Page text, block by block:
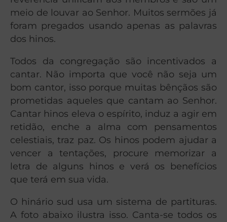
meio de louvar ao Senhor. Muitos sermões já
foram pregados usando apenas as palavras
dos hinos.
Todos da congregação são incentivados a
cantar. Não importa que você não seja um
bom cantor, isso porque muitas bênçãos são
prometidas aqueles que cantam ao Senhor.
Cantar hinos eleva o espírito, induz a agir em
retidão, enche a alma com pensamentos
celestiais, traz paz. Os hinos podem ajudar a
vencer a tentações, procure memorizar a
letra de alguns hinos e verá os benefícios
que terá em sua vida.
O hinário sud usa um sistema de partituras.
A foto abaixo ilustra isso. Canta-se todos os